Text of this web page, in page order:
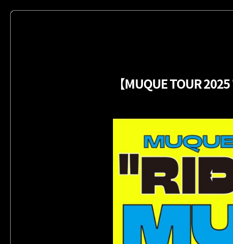
【MUQUE TOUR